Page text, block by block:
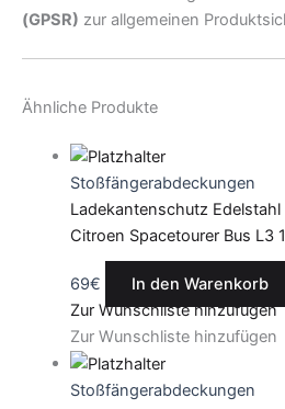
(GPSR) zur allgemeinen
Ähnliche Produkte
Stoßfängerabdeckungen
Ladekantenschutz
Citroen Spacetourer Bus L3
69€
In den Warenkorb
Zur Wunschliste hinzufügen
Zur Wunschliste hinzufügen
Stoßfängerabdeckungen